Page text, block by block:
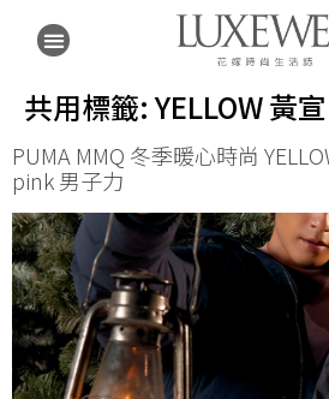
共用標籤:YELLOW 黃宣
PUMA MMQ 冬季暖心時尚
pink 男子力